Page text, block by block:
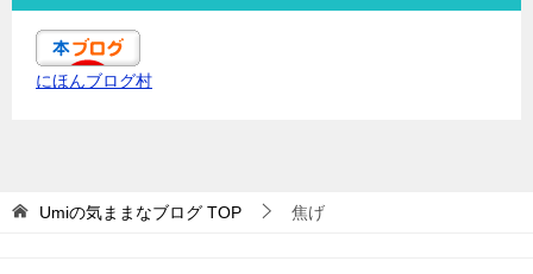
にほんブログ村
Umiの気ままなブログ TOP 焦げ